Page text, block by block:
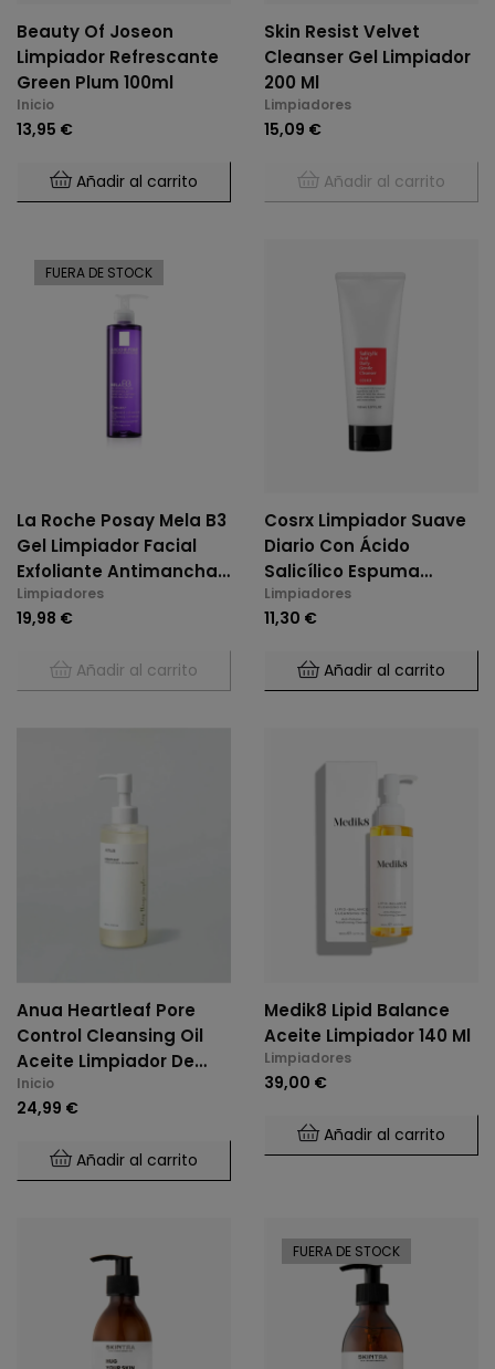
Beauty Of Joseon
Limpiador Refrescante
Green Plum 100ml
Inicio
13,95 €
Añadir al carrito
Skin Resist Velvet
Cleanser Gel Limpiador
200 Ml
Limpiadores
15,09 €
Añadir al carrito
FUERA DE STOCK
La Roche Posay Mela B3
Gel Limpiador Facial
Exfoliante Antimanchas
200 Ml
Limpiadores
19,98 €
Añadir al carrito
Cosrx Limpiador Suave
Diario Con Ácido
Salicílico Espuma
Limpiadora Facial Con
Ácido Salicílico 150 Ml
Limpiadores
11,30 €
Añadir al carrito
Anua Heartleaf Pore
Control Cleansing Oil
Aceite Limpiador De
Poros 200ml
Inicio
24,99 €
Añadir al carrito
Medik8 Lipid Balance
Aceite Limpiador 140 Ml
Limpiadores
39,00 €
Añadir al carrito
FUERA DE STOCK